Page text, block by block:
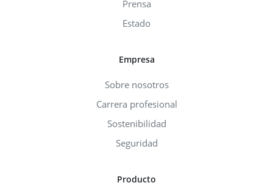
Prensa
Estado
Empresa
Sobre nosotros
Carrera profesional
Sostenibilidad
Seguridad
Producto